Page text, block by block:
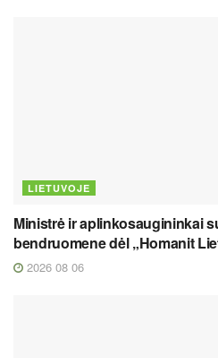
LIETUVOJE
Ministrė ir aplinkosaugininkai
bendruomene dėl „Homanit
2026 08 06